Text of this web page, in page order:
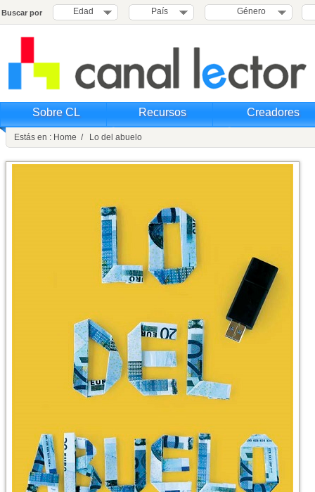
Buscar por Edad País Género
Sobre CL Recursos Creadores
Estás en : Home / Lo del abuelo